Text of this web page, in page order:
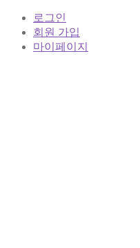
로그인
회원 가입
마이페이지